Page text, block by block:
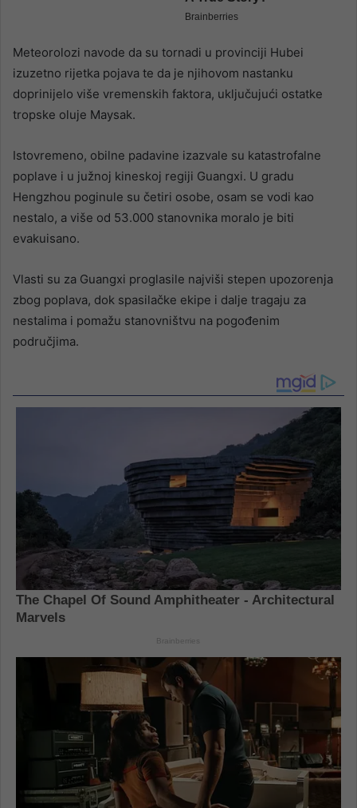
Meteorolozi navode da su tornadi u provinciji Hubei
izuzetno rijetka pojava te da je njihovom nastanku
doprinijelo više vremenskih faktora, uključujući ostatke
tropske oluje Maysak.
Istovremeno, obilne padavine izazvale su katastrofalne
poplave i u južnoj kineskoj regiji Guangxi. U gradu
Hengzhou poginule su četiri osobe, osam se vodi kao
nestalo, a više od 53.000 stanovnika moralo je biti
evakuisano.
Vlasti su za Guangxi proglasile najviši stepen upozorenja
zbog poplava, dok spasilačke ekipe i dalje tragaju za
nestalima i pomažu stanovništvu na pogođenim
područjima.